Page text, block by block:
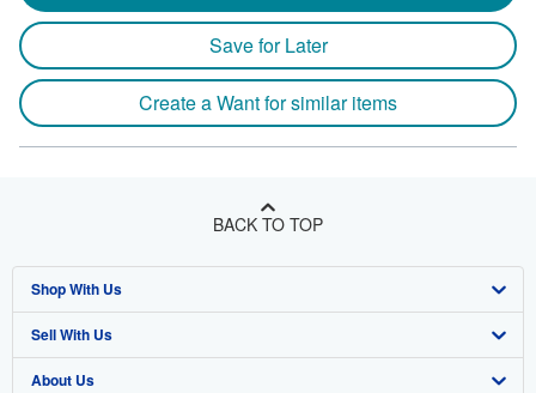
Save for Later
Create a Want for similar items
BACK TO TOP
Shop With Us
Advanced Search
Browse Collections
Sell With Us
Start Selling
About Us